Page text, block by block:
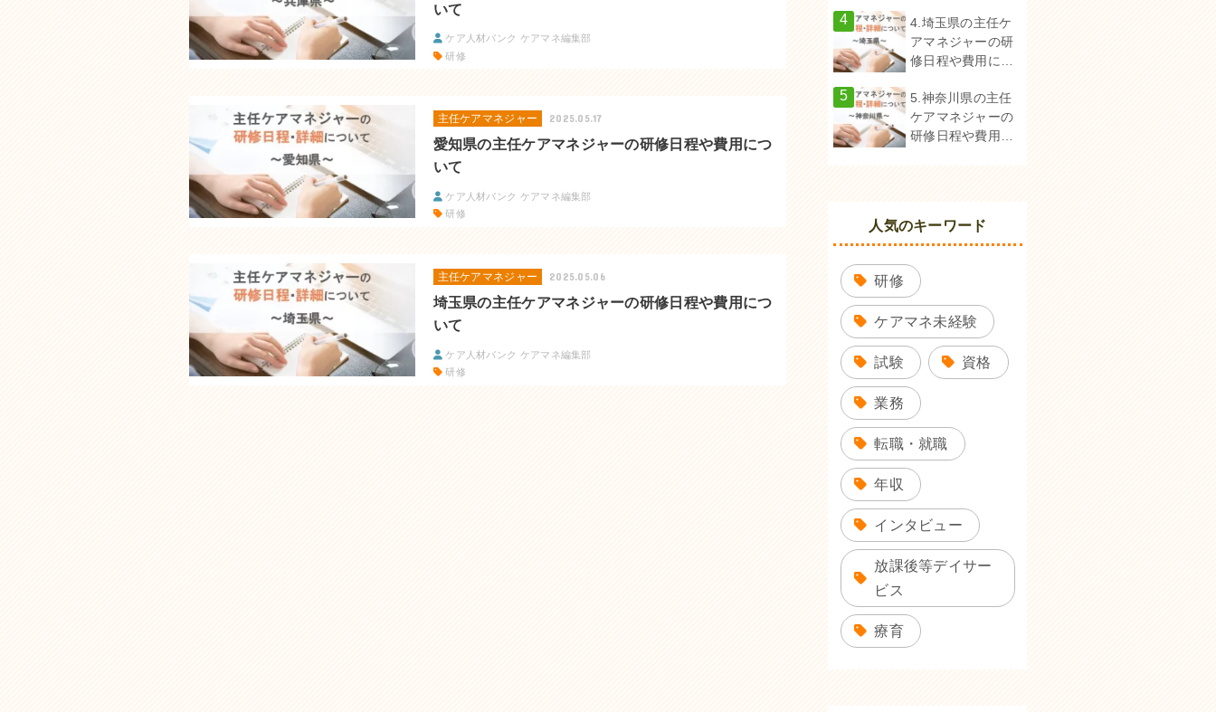
いて
ケア人材バンク ケアマネ編集部
研修
主任ケアマネジャー 2025.05.17
愛知県の主任ケアマネジャーの研修日程や費用につ
いて
ケア人材バンク ケアマネ編集部
研修
主任ケアマネジャー 2025.05.06
埼玉県の主任ケアマネジャーの研修日程や費用につ
いて
ケア人材バンク ケアマネ編集部
研修
4.埼玉県の主任ケ
アマネジャーの研
修日程や費用につ
5.神奈川県の主任
ケアマネジャーの
研修日程や費用に
人気のキーワード
研修
ケアマネ未経験
試験 資格
業務
転職・就職
年収
インタビュー
放課後等デイサー
ビス
療育